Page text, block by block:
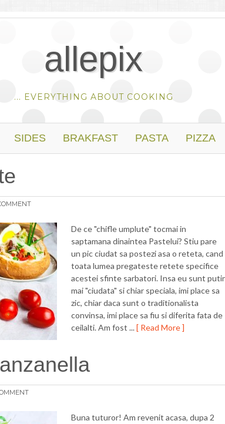
allepix
... EVERYTHING ABOUT COOKING
SIDES BRAKFAST PASTA PIZZA
De ce "chifle umplute" tocmai in
saptamana dinaintea Pastelui? Stiu pare
un pic ciudat sa postezi asa o reteta, cand
toata lumea pregateste retete specifice
acestei sfinte sarbatori. Insa eu sunt
mai "ciudata" si chiar speciala, imi place sa
zic, chiar daca sunt o traditionalista
convinsa, imi place sa fiu si diferita fata de
ceilalti. Am fost ...[ Read More ]
Buna tuturor! Am revenit acasa, dupa 2